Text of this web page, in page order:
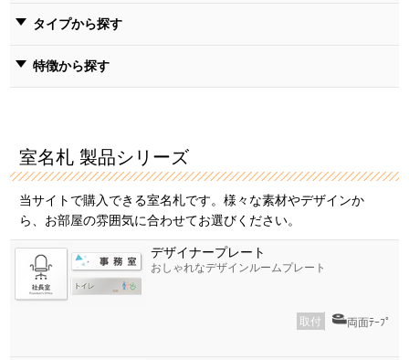
タイプから探す
特徴から探す
室名札 製品シリーズ
当サイトで購入できる室名札です。様々な素材やデザインか
ら、お部屋の雰囲気に合わせてお選びください。
デザイナープレート
おしゃれなデザインルームプレート
取付 両面ﾃｰﾌﾟ